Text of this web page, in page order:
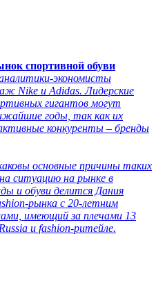
спортивной обуви
экономисты
Nike и Adidas. Лидерские
гигантов могут
годы, так как их
конкуренты – бренды
основные причины таких
ситуацию на рынке в
и обуви делится Дания
рынка с 20-летним
имеющий за плечами 13
и fashion-ритейле.